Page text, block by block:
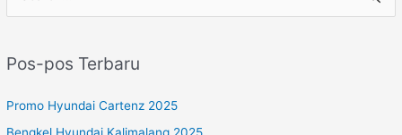
iPos-pos Terbaru
Promo Hyundai Cartenz 2025